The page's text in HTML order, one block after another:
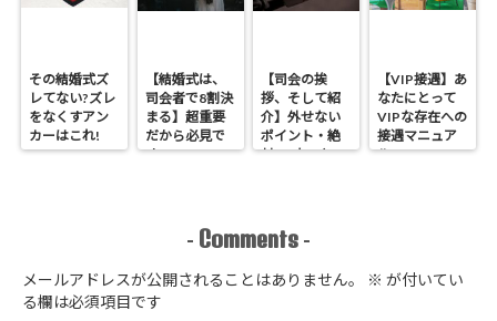
その結婚式ズ
レてない?ズレ
をなくすアン
カーはこれ!
【結婚式は、
司会者で8割決
まる】超重要
だから必見で
す
【司会の挨
拶、そして紹
介】外せない
ポイント・絶
対NGなこと
【VIP接遇】あ
なたにとって
VIPな存在への
接遇マニュア
ル
- Comments -
メールアドレスが公開されることはありません。 ※ が付いてい
る欄は必須項目です